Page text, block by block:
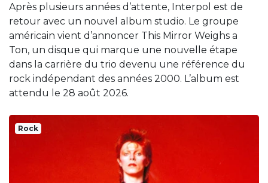
Après plusieurs années d’attente, Interpol est de
retour avec un nouvel album studio. Le groupe
américain vient d’annoncer This Mirror Weighs a
Ton, un disque qui marque une nouvelle étape
dans la carrière du trio devenu une référence du
rock indépendant des années 2000. L’album est
attendu le 28 août 2026.
Rock